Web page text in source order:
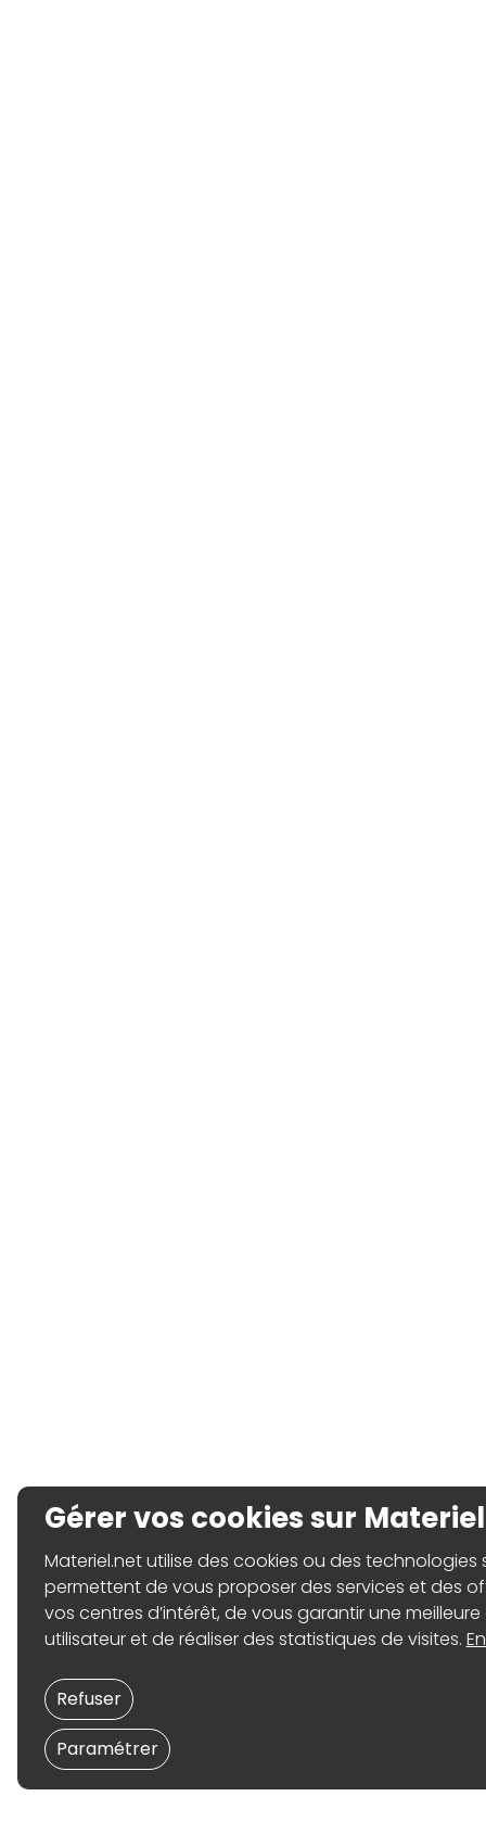
Gérer vos cookies sur
Materiel.net utilise des cookies ou des technologies
permettent de vous proposer des services et des
vos centres d’intérêt, de vous garantir une
utilisateur et de réaliser des statistiques de visites.
Paramétrer
Refuser